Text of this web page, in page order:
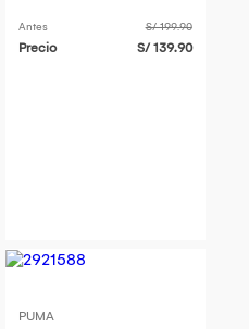
Antes S/ 199.90
Precio S/ 139.90
PUMA